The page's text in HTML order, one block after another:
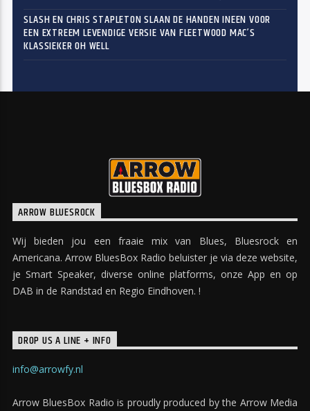
SLASH EN CHRIS STAPLETON SLAAN DE HANDEN INEEN VOOR
EEN EXTREEM LEVENDIGE VERSIE VAN FLEETWOOD MAC’S
KLASSIEKER OH WELL
ARROW BLUESROCK
Wij bieden jou een fraaie mix van Blues, Bluesrock en
Americana. Arrow BluesBox Radio beluister je via deze website,
je Smart Speaker, diverse online platforms, onze App en op
DAB in de Randstad en Regio Eindhoven. !
DROP US A LINE + INFO
info@arrowfy.nl
Arrow BluesBox Radio is proudly produced by the Arrow Media